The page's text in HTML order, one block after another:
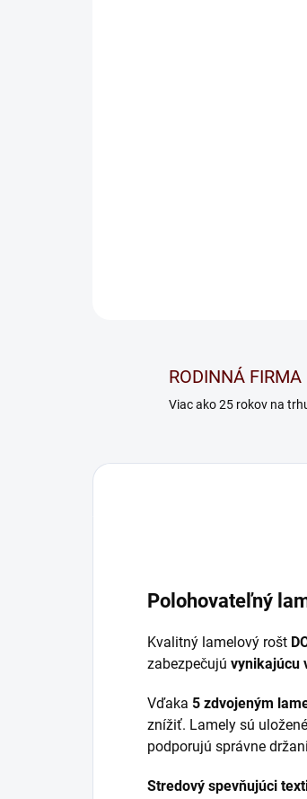
RODINNÁ FIRMA
Viac ako 25 rokov na
Polohovateľný
Kvalitný lamelový rošt
zabezpečujú vynikajúcu
Vďaka 5 zdvojeným
znížiť. Lamely sú
podporujú správne
Stredový spevňujúci